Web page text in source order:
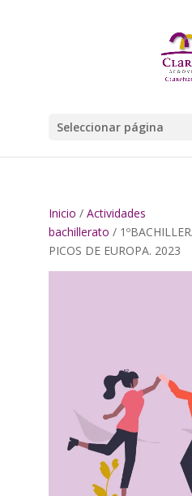
Seleccionar página
Inicio / Actividades
bachillerato /
PICOS DE EUROPA. 2023